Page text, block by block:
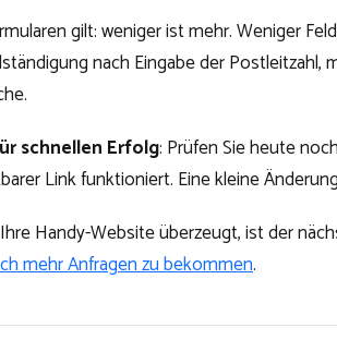
gilt: weniger ist mehr. Weniger
nach Eingabe der Postleitzahl,
schnellen Erfolg: Prüfen Sie heute
Link funktioniert. Eine kleine
Handy-Website überzeugt, ist der
mehr Anfragen zu bekommen.